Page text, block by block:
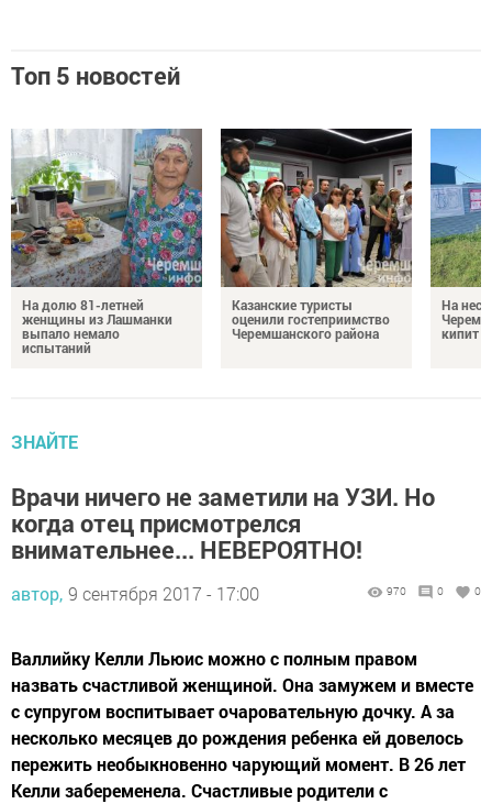
Топ 5 новостей
На долю 81-летней
женщины из Лашманки
выпало немало
испытаний
Казанские туристы
оценили гостеприимство
Черемшанского района
На
кипит
ЗНАЙТЕ
Врачи ничего не заметили на УЗИ. Но
когда отец присмотрелся
внимательнее... НЕВЕРОЯТНО!
автор, 9 сентября 2017 - 17:00 970 0 0
Валлийку Келли Льюис можно с полным правом
назвать счастливой женщиной. Она замужем и вместе
с супругом воспитывает очаровательную дочку. А за
несколько месяцев до рождения ребенка ей довелось
пережить необыкновенно чарующий момент. В 26 лет
Келли забеременела. Счастливые родители с